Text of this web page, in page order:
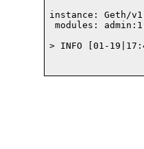
instance: Geth/
modules:
> INFO [01-